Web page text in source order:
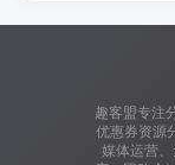
趣客盟专注
优惠券资源
媒体运营